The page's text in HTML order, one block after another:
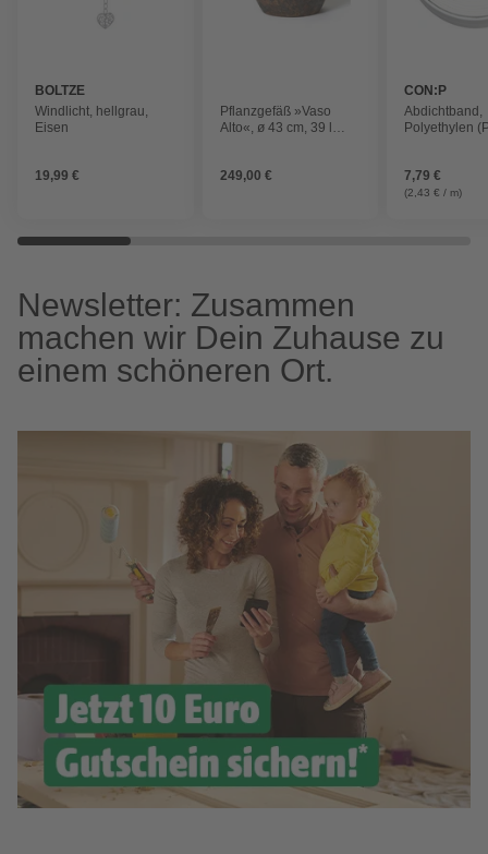
BOLTZE
Windlicht, hellgrau,
Eisen
19,99 €
Pflanzgefäß »Vaso
Alto«, ø 43 cm, 39 l
249,00 €
CON:P
Abdichtband,
Polyethylen
7,79 €
(2,43 € / m)
Newsletter: Zusammen
machen wir Dein Zuhause zu
einem schöneren Ort.